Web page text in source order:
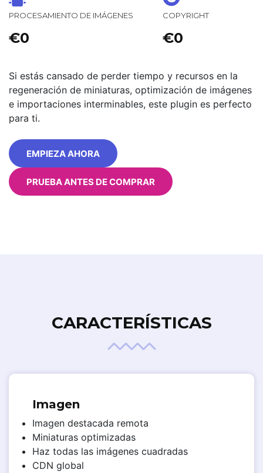
PROCESAMIENTO DE IMÁGENES
€0
COPYRIGHT
€0
Si estás cansado de perder tiempo y recursos en la
regeneración de miniaturas, optimización de imágenes
e importaciones interminables, este plugin es perfecto
para ti.
EMPIEZA AHORA
PRUEBA ANTES DE COMPRAR
CARACTERÍSTICAS
Imagen
Imagen destacada remota
Miniaturas optimizadas
Haz todas las imágenes cuadradas
CDN global